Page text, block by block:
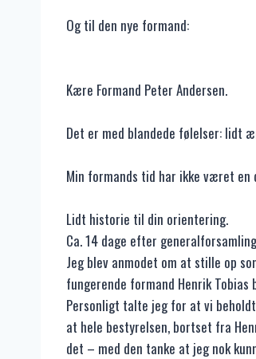
Og til den nye formand:
Kære Formand Peter Andersen.
Det er med blandede følelser: lidt
Min formands tid har ikke været en
Lidt historie til din orientering.
Ca. 14 dage efter
Jeg blev anmodet om at stille op
fungerende formand Henrik
Personligt talte jeg for at vi
at hele bestyrelsen, bortset fra
det – med den tanke at jeg nok